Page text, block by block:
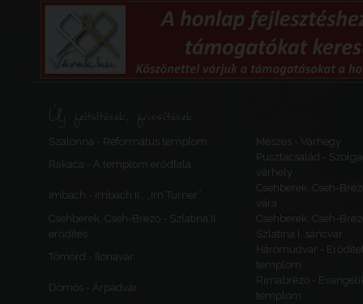
Új feltöltések, frissítések
Szalonna - Református templom
Meszes - Várhegy
Rakaca - A templom erődfala
Pusztacsalád -
várhely
Imbach - Imbach II., „Im Turner”
Csehberek, Cseh-
vára
Csehberek, Cseh-Brézó - Szlatina II.
erődítés
Csehberek, Cseh-
Szlatina I. sáncvár
Tömörd - Ilonavár
Háromudvar -
templom
Dömös - Árpádvár
Rimabrézó -
templom